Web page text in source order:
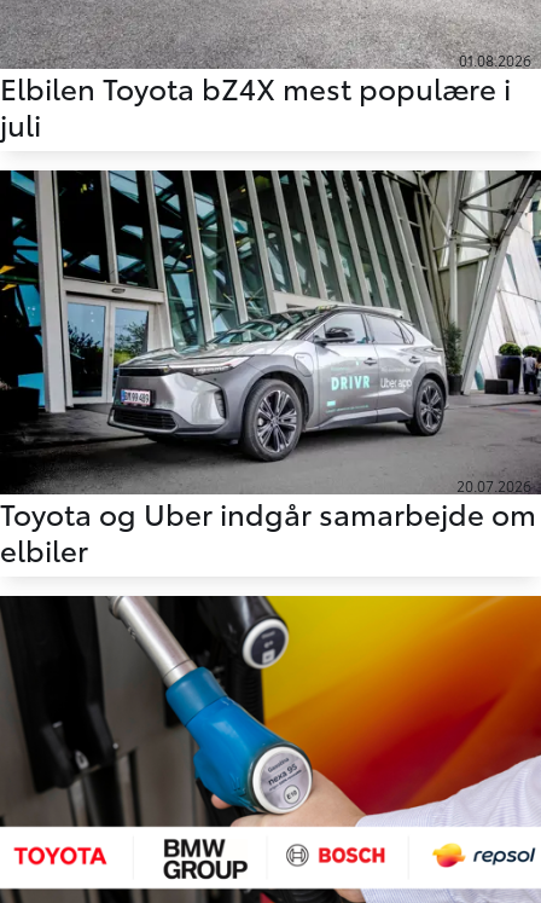
01.08.2026
Elbilen Toyota bZ4X mest populære i
juli
20.07.2026
Toyota og Uber indgår samarbejde om
elbiler